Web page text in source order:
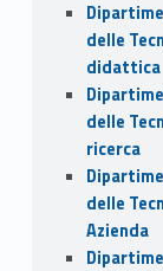
delle
didattica
delle
ricerca
delle
Azienda